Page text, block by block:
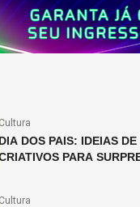
Cultura
DIA DOS PAIS: IDEIAS DE PRESENTES
PARA
Cultura